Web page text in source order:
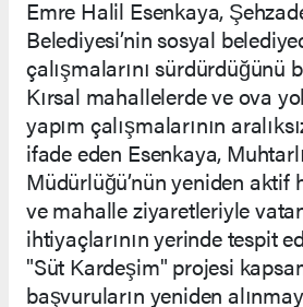
Emre Halil Esenkaya,
Belediyesi’nin sosyal
çalışmalarını sürdürdüğünü
Kırsal mahallelerde ve ova
yapım çalışmalarının
ifade eden Esenkaya,
Müdürlüğü’nün yeniden aktif
ve mahalle ziyaretleriyle
ihtiyaçlarının yerinde tespit
"Süt Kardeşim" projesi
başvuruların yeniden